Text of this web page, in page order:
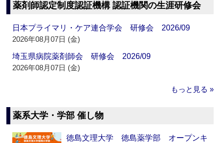
薬剤師認定制度認証機構 認証機関の生涯研修会
日本プライマリ・ケア連合学会 研修会 2026/09
2026年08月07日 (金)
埼玉県病院薬剤師会 研修会 2026/09
2026年08月07日 (金)
もっと見る »
薬系大学・学部 催し物
徳島文理大学 徳島薬学部 オープンキ